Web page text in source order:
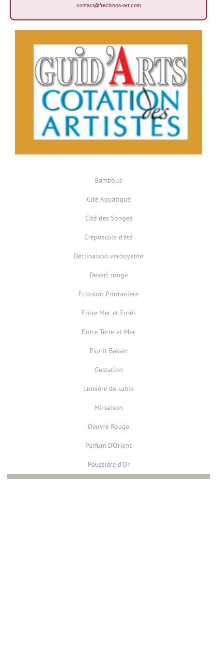
contact@frechinos-art.com
Bambous
Cité Aquatique
Cité des Songes
Crépuscule d'été
Déclinaison verdoyante
Desert rouge
Eclosion Printanière
Entre Mer et Forêt
Entre Terre et Mer
Esprit Bassin
Gestation
Lumière de sable
Mi-saison
Oeuvre Rouge
Parfum D'Orient
Poussière d'Or